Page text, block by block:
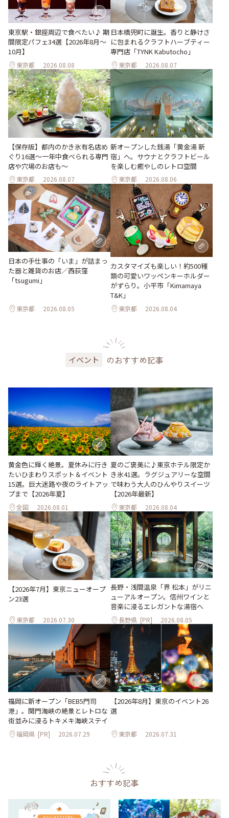
東京駅・銀座周辺で食べたい♪ 期
間限定パフェ34選【2026年8月～
10月】
東京都 2026.08.08
日本橋兜町に誕生。香りと静けさ
に包まれるクラフトハーブティー
専門店「TYNK Kabutocho」
東京都 2026.08.07
【保存版】都内のかき氷有名店め
ぐり16選～一年中食べられる専門
店や穴場のお店も～
東京都 2026.08.07
新オープンした銭湯「黄金湯 新
宿」へ。サウナとクラフトビール
を楽しむ癒やしのレトロ空間
東京都 2026.08.06
日本の手仕事の「いま」が詰まっ
た器と雑貨のお店／西荻窪
「tsugumi」
東京都 2026.08.05
カスタマイズも楽しい！約500種
類の可愛いワッペンキーホルダー
がずらり。小平市「Kimamaya
T&K」
東京都 2026.08.04
イベント のおすすめ記事
黄金色に輝く絶景。夏休みに行き
たいひまわりスポット＆イベント
15選。巨大迷路や夜のライトアッ
プまで【2026年夏】
全国 2026.08.01
夏のご褒美に♪東京ホテル限定か
き氷41選。ラグジュアリーな空間
で味わう大人のひんやりスイーツ
【2026年最新】
東京都 2026.08.04
【2026年7月】東京ニューオープ
ン23選
東京都 2026.07.30
長野・浅間温泉「界 松本」がリニ
ューアルオープン。信州ワインと
音楽に浸るエレガントな湯宿へ
長野県 [PR] 2026.08.05
福岡に新オープン「BEB5門司
港」。関門海峡の絶景とレトロな
街並みに浸るトキメキ海峡ステイ
福岡県 [PR] 2026.07.29
【2026年8月】東京のイベント26
選
東京都 2026.07.31
おすすめ記事